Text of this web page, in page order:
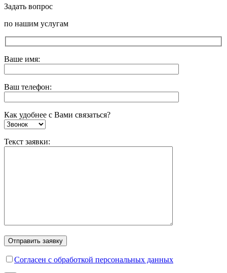
Задать вопрос
по нашим услугам
Ваше имя:
Ваш телефон:
Как удобнее с Вами связаться?
Текст заявки:
Согласен с обработкой персональных данных